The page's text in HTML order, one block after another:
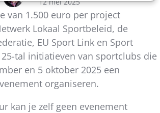
12 mei 2025
van 1.500 euro per project
Lokaal Sportbeleid, de
EU Sport Link en Sport
tal initiatieven van sportclubs die
en 5 oktober 2025 een
organiseren.
kan je zelf geen evenement